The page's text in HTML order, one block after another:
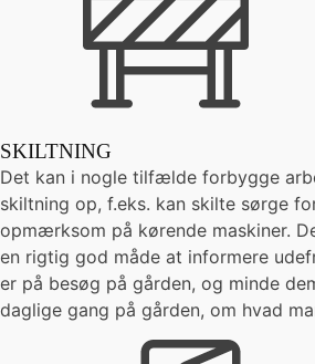
SKILTNING
Det kan i nogle tilfælde forbygge
skiltning op, f.eks. kan skilte sørge
opmærksom på kørende maskiner.
en rigtig god måde at informere
er på besøg på gården, og minde
daglige gang på gården, om hvad